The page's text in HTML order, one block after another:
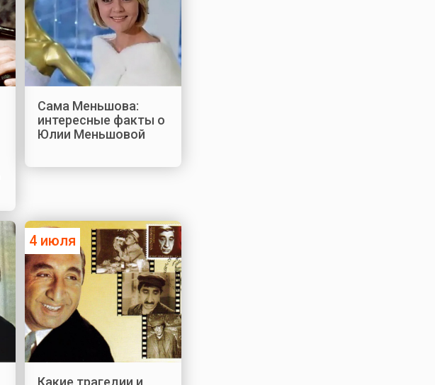
Сама Меньшова:
интересные факты о
Юлии Меньшовой
4 июля
Какие трагедии и